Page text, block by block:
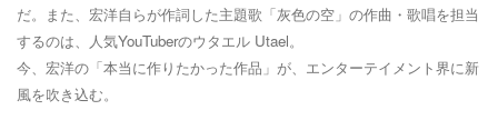
だ。また、宏洋自らが作詞した主題歌「灰色の空」の作曲・歌唱を担当
するのは、人気YouTuberのウタエル Utael。
今、宏洋の「本当に作りたかった作品」が、エンターテイメント界に新
風を吹き込む。